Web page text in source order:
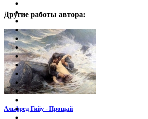
Другие работы автора:
Альфред Гийу - Прощай